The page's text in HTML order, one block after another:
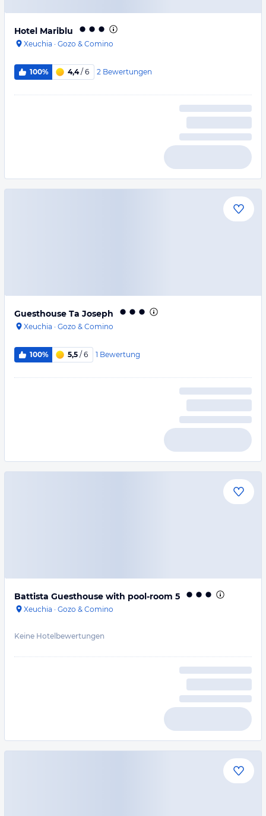
Hotel Mariblu
Xeuchia · Gozo & Comino
100% 4,4/ 6 2 Bewertungen
Guesthouse Ta Joseph
Xeuchia · Gozo & Comino
100% 5,5 / 6 1 Bewertung
Battista Guesthouse with pool-room 5
Xeuchia · Gozo & Comino
Keine Hotelbewertungen